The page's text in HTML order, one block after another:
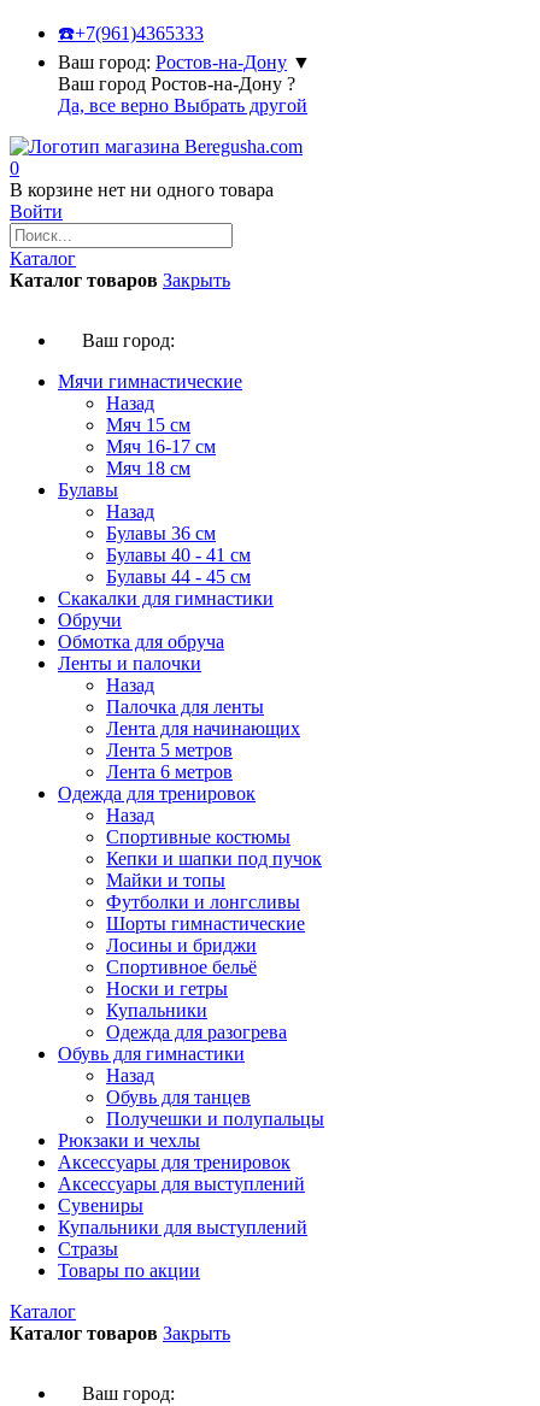
☎️+7(961)4365333
Ваш город: Ростов-на-Дону ▼
Ваш город Ростов-на-Дону ?
Да, все верно Выбрать другой
0
В корзине нет ни одного товара
Войти
Каталог
Каталог товаров Закрыть
Ваш город:
Мячи гимнастические
Назад
Мяч 15 см
Мяч 16-17 см
Мяч 18 см
Булавы
Назад
Булавы 36 см
Булавы 40 - 41 см
Булавы 44 - 45 см
Скакалки для гимнастики
Обручи
Обмотка для обруча
Ленты и палочки
Назад
Палочка для ленты
Лента для начинающих
Лента 5 метров
Лента 6 метров
Одежда для тренировок
Назад
Спортивные костюмы
Кепки и шапки под пучок
Майки и топы
Футболки и лонгсливы
Шорты гимнастические
Лосины и бриджи
Спортивное бельё
Носки и гетры
Купальники
Одежда для разогрева
Обувь для гимнастики
Назад
Обувь для танцев
Получешки и полупальцы
Рюкзаки и чехлы
Аксессуары для тренировок
Аксессуары для выступлений
Сувениры
Купальники для выступлений
Стразы
Товары по акции
Каталог
Каталог товаров Закрыть
Ваш город: